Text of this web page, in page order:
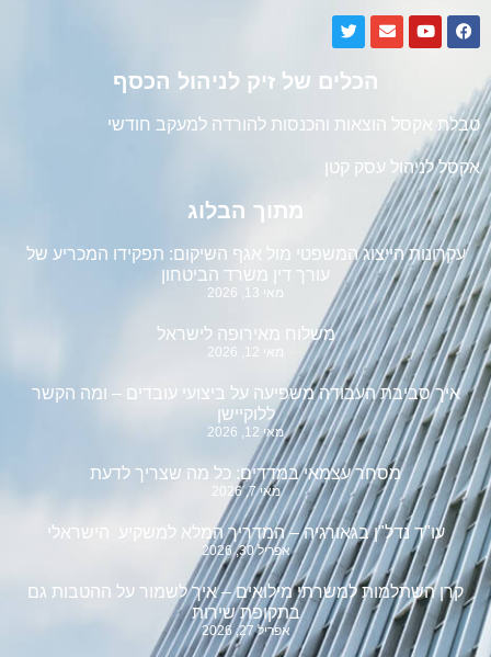
הכלים של זיק לניהול הכסף
טבלת אקסל הוצאות והכנסות להורדה למעקב חודשי
אקסל לניהול עסק קטן
מתוך הבלוג
עקרונות הייצוג המשפטי מול אגף השיקום: תפקידו המכריע של
עורך דין משרד הביטחון
מאי 13, 2026
משלוח מאירופה לישראל
מאי 12, 2026
איך סביבת העבודה משפיעה על ביצועי עובדים – ומה הקשר
ללוקיישן
מאי 12, 2026
מסחר עצמאי במדדים: כל מה שצריך לדעת
מאי 7, 2026
עו"ד נדל"ן בגאורגיה – המדריך המלא למשקיע הישראלי
אפריל 30, 2026
קרן השתלמות למשרתי מילואים – איך לשמור על ההטבות גם
בתקופת שירות
אפריל 27, 2026